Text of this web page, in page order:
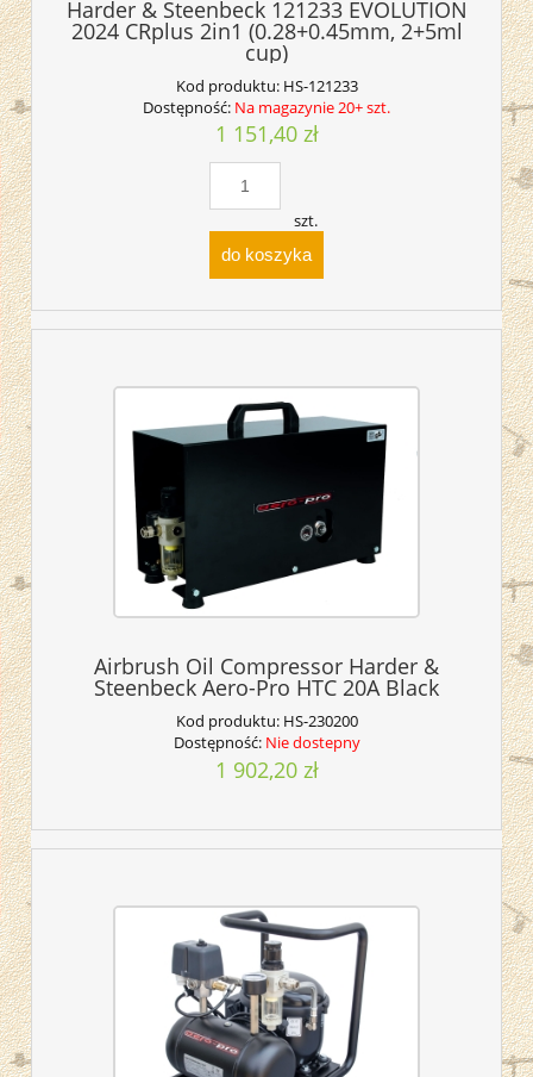
Harder & Steenbeck 121233 EVOLUTION
2024 CRplus 2in1 (0.28+0.45mm, 2+5ml
cup)
Kod produktu: HS-121233
Dostępność: Na magazynie 20+ szt.
1 151,40 zł
szt.
do koszyka
Airbrush Oil Compressor Harder &
Steenbeck Aero-Pro HTC 20A Black
Kod produktu: HS-230200
Dostępność: Nie dostepny
1 902,20 zł